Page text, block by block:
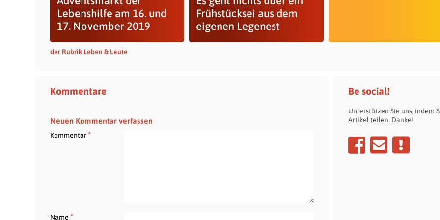
Lebenshilfe am 16. und
17. November 2019
Frühstücksei aus dem
eigenen Legenest
der Rubrik Leben & Leute
Kommentare
Neuen Kommentar verfassen
Kommentar*
Name *
Be social!
Unterstützen Sie uns, indem
Artikel teilen. Danke!